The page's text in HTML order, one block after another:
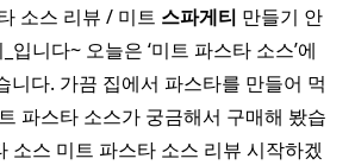
소스 리뷰 / 미트 스파게티 만들기 안
입니다~ 오늘은 ‘미트 파스타 소스’에
니다. 가끔 집에서 파스타를 만들어 먹
파스타 소스가 궁금해서 구매해 봤습
소스 미트 파스타 소스 리뷰 시작하겠